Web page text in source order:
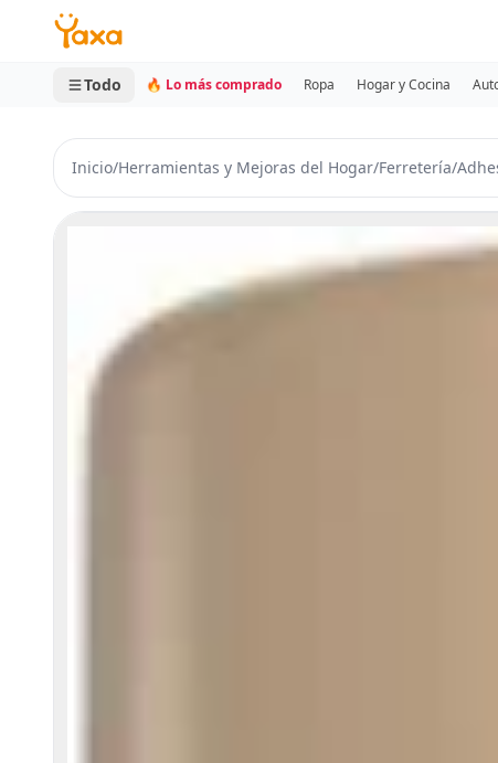
MINI CARRITO
0 productos
Todo 🔥 Lo más comprado Ropa Hogar y Cocina
Inicio/Herramientas y Mejoras del Hogar/Ferretería/